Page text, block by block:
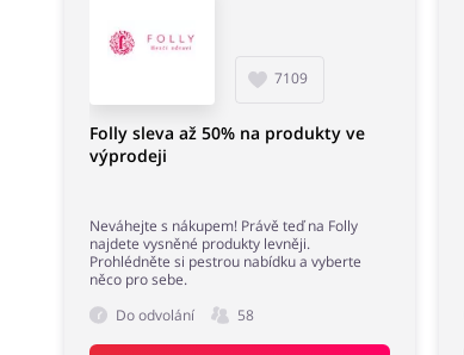
7109
Folly sleva až 50% na produkty ve
výprodeji
Neváhejte s nákupem! Právě teď na Folly
najdete vysněné produkty levněji.
Prohlédněte si pestrou nabídku a vyberte
něco pro sebe.
Do odvolání
58